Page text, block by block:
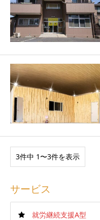
3件中 1〜3件を表示
サービス
就労継続支援A型